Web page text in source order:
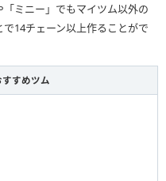
ミニー」でもマイツム以外の
14チェーン以上作ることがで
すめツム